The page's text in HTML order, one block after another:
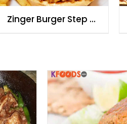
Zinger Burger Step By